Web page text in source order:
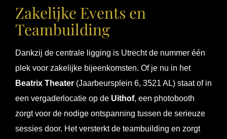
Zakelijke Events en
Teambuilding
Dankzij de centrale ligging is Utrecht de nummer één
plek voor zakelijke bijeenkomsten. Of je nu in het
Beatrix Theater (Jaarbeursplein 6, 3521 AL) staat of in
een vergaderlocatie op de Uithof, een photobooth
zorgt voor de nodige ontspanning tussen de serieuze
sessies door. Het versterkt de teambuilding en zorgt